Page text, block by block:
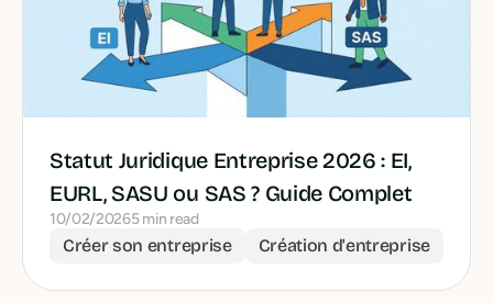
Statut Juridique Entreprise 2026 : EI,
EURL, SASU ou SAS ? Guide Complet
10/02/20265 min read
Créer son entreprise Création d'entreprise